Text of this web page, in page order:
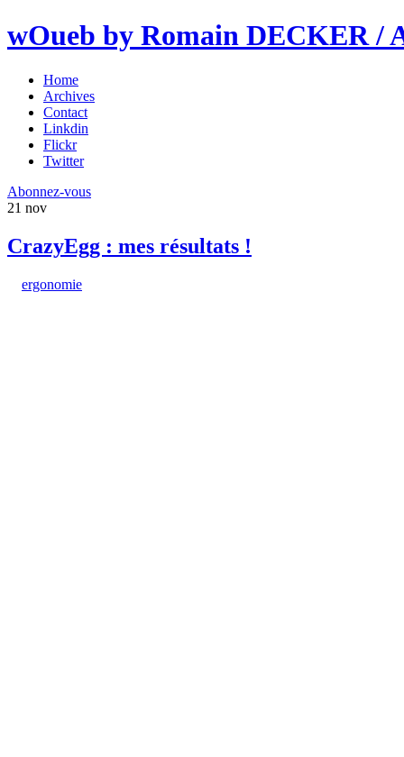
wOueb by Romain DECKER /
Home
Archives
Contact
Linkdin
Flickr
Twitter
Abonnez-vous
21 nov
CrazyEgg : mes résultats !
ergonomie